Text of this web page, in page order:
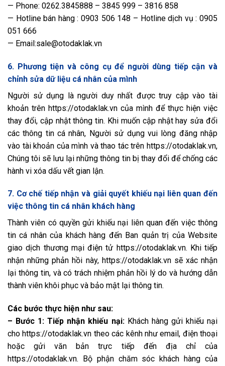
— Phone: 0262.3845888 – 3845 999 – 3816 858
— Hotline bán hàng : 0903 506 148 – Hotline dịch vụ : 0905
051 666
— Email:sale@otodaklak.vn
6. Phương tiện và công cụ để người dùng tiếp cận và
chỉnh sửa dữ liệu cá nhân của mình
Người sử dụng là người duy nhất được truy cập vào tài
khoản trên https://otodaklak.vn của mình để thực hiện việc
thay đổi, cập nhật thông tin. Khi muốn cập nhật hay sửa đổi
các thông tin cá nhân, Người sử dụng vui lòng đăng nhập
vào tài khoản của mình và thao tác trên https://otodaklak.vn,
Chúng tôi sẽ lưu lại những thông tin bị thay đổi để chống các
hành vi xóa dấu vết gian lận.
7. Cơ chế tiếp nhận và giải quyết khiếu nại liên quan đến
việc thông tin cá nhân khách hàng
Thành viên có quyền gửi khiếu nại liên quan đến việc thông
tin cá nhân của khách hàng đến Ban quản trị của Website
giao dịch thương mại điện tử https://otodaklak.vn. Khi tiếp
nhận những phản hồi này, https://otodaklak.vn sẽ xác nhận
lại thông tin, và có trách nhiệm phản hồi lý do và hướng dẫn
thành viên khôi phục và bảo mật lại thông tin.
Các bước thực hiện như sau:
– Bước 1: Tiếp nhận khiếu nại: Khách hàng gửi khiếu nại
cho https://otodaklak.vn theo các kênh như email, điện thoại
hoặc gửi văn bản trực tiếp đến địa chỉ của
https://otodaklak.vn. Bộ phận chăm sóc khách hàng của